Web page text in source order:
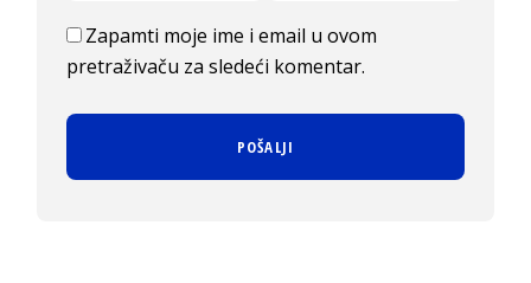
Zapamti moje ime i email u ovom
pretraživaču za sledeći komentar.